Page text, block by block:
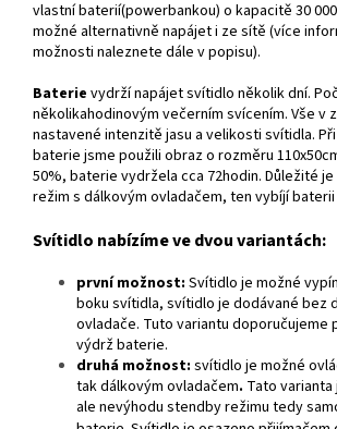
vlastní baterií(powerbankou) o kapacitě 30
možné alternativně napájet i ze sítě (více
možnosti naleznete dále v popisu).
Baterie vydrží napájet svítidlo několik dní.
několikahodinovým večerním svícením. Vše v
nastavené intenzitě jasu a velikosti svítidla.
baterie jsme použili obraz o rozměru
50%, baterie vydržela cca 72hodin. Důležité
režim s dálkovým ovladačem, ten vybíjí
Svítidlo nabízíme ve dvou variantách:
první možnost: Svítidlo je možné
boku svítidla, svítidlo je dodávané bez
ovladače. Tuto variantu doporučujeme
výdrž baterie.
druhá možnost: svítidlo je možné
tak dálkovým ovladačem. Tato
ale nevýhodu stendby režimu tedy